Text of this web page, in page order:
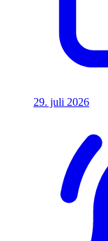
29. juli 2026